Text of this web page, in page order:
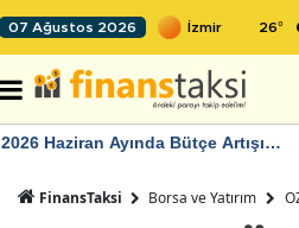
07 Ağustos 2026 26°
2026 Haziran Ayında Bütçe Artışı
FinansTaksi Borsa ve Yatırım